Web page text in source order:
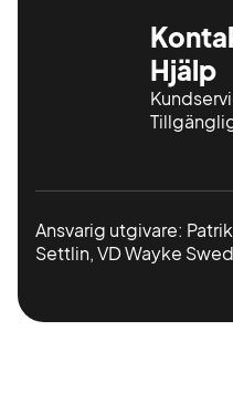
Hjälp
Ansvarig utgivare: Patrik
Settlin, VD Wayke